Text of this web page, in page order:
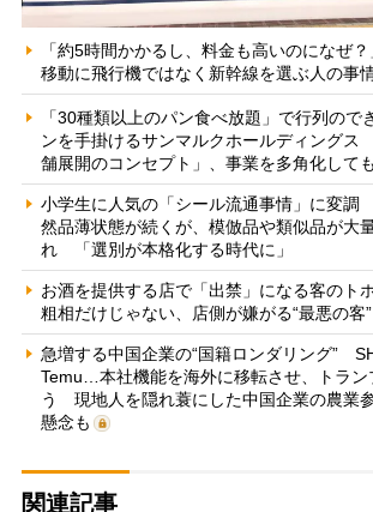
「約5時間かかるし、料金も高いのになぜ
移動に飛行機ではなく新幹線を選ぶ人の事
「30種類以上のパン食べ放題」で行列ので
ンを手掛けるサンマルクホールディング
舗展開のコンセプト」、事業を多角化して
小学生に人気の「シール流通事情」に変
然品薄状態が続くが、模倣品や類似品が大
れ 「選別が本格化する時代に」
お酒を提供する店で「出禁」になる客の
粗相だけじゃない、店側が嫌がる“最悪の客
急増する中国企業の“国籍ロンダリング”
Temu…本社機能を海外に移転させ、トラン
う 現地人を隠れ蓑にした中国企業の農業
懸念も
関連記事